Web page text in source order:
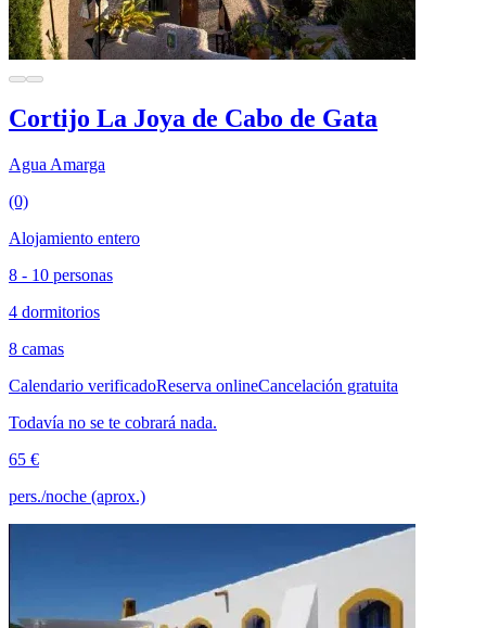
Cortijo La Joya de Cabo de Gata
Agua Amarga
(0)
Alojamiento entero
8 - 10 personas
4 dormitorios
8 camas
Calendario verificadoReserva onlineCancelación gratuita
Todavía no se te cobrará nada.
65 €
pers./noche (aprox.)